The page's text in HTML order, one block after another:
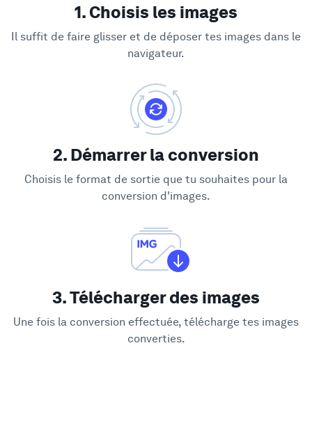
1. Choisis les images
Il suffit de faire glisser et de déposer tes images dans le
navigateur.
2. Démarrer la conversion
Choisis le format de sortie que tu souhaites pour la
conversion d'images.
3. Télécharger des images
Une fois la conversion effectuée, télécharge tes images
converties.